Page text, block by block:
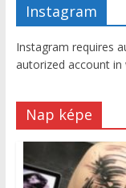
Instagram
Instagram requires
autorized account in
Nap képe